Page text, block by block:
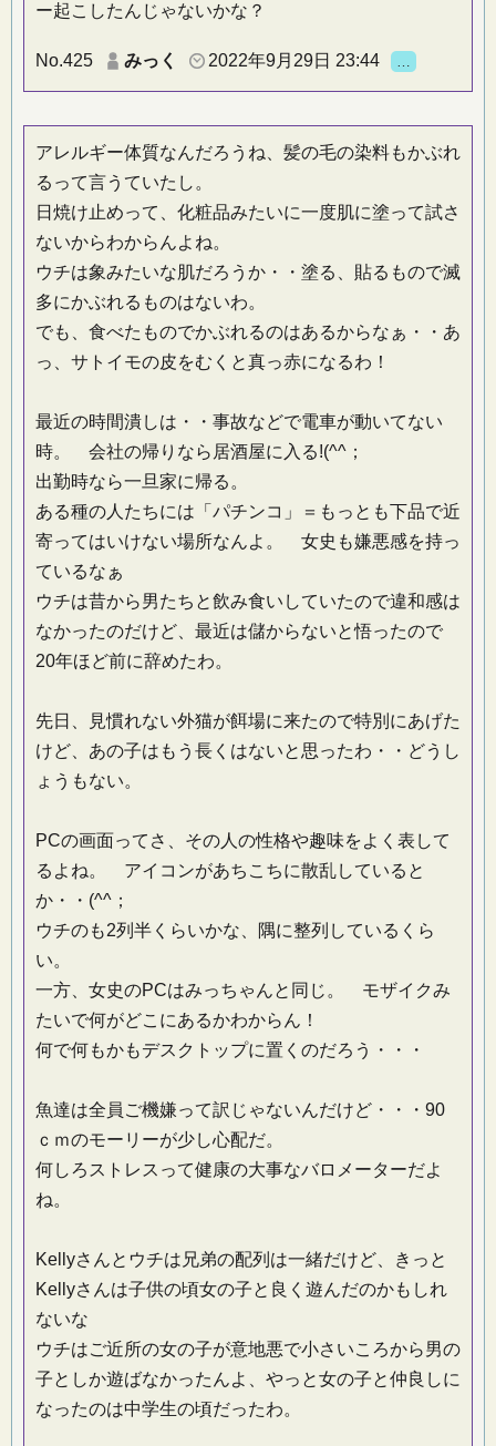
ー起こしたんじゃないかな？
No.425 みっく 2022年9月29日 23:44
アレルギー体質なんだろうね、髪の毛の染料もかぶれ
るって言うていたし。
日焼け止めって、化粧品みたいに一度肌に塗って試さ
ないからわからんよね。
ウチは象みたいな肌だろうか・・塗る、貼るもので滅
多にかぶれるものはないわ。
でも、食べたものでかぶれるのはあるからなぁ・・あ
っ、サトイモの皮をむくと真っ赤になるわ！
最近の時間潰しは・・事故などで電車が動いてない
時。 会社の帰りなら居酒屋に入る!(^^；
出勤時なら一旦家に帰る。
ある種の人たちには「パチンコ」＝もっとも下品で近
寄ってはいけない場所なんよ。 女史も嫌悪感を持っ
ているなぁ
ウチは昔から男たちと飲み食いしていたので違和感は
なかったのだけど、最近は儲からないと悟ったので
20年ほど前に辞めたわ。
先日、見慣れない外猫が餌場に来たので特別にあげた
けど、あの子はもう長くはないと思ったわ・・どうし
ょうもない。
PCの画面ってさ、その人の性格や趣味をよく表して
るよね。 アイコンがあちこちに散乱していると
か・・(^^；
ウチのも2列半くらいかな、隅に整列しているくら
い。
一方、女史のPCはみっちゃんと同じ。 モザイクみ
たいで何がどこにあるかわからん！
何で何もかもデスクトップに置くのだろう・・・
魚達は全員ご機嫌って訳じゃないんだけど・・・90
ｃｍのモーリーが少し心配だ。
何しろストレスって健康の大事なバロメーターだよ
ね。
Kellyさんとウチは兄弟の配列は一緒だけど、きっと
Kellyさんは子供の頃女の子と良く遊んだのかもしれ
ないな
ウチはご近所の女の子が意地悪で小さいころから男の
子としか遊ばなかったんよ、やっと女の子と仲良しに
なったのは中学生の頃だったわ。